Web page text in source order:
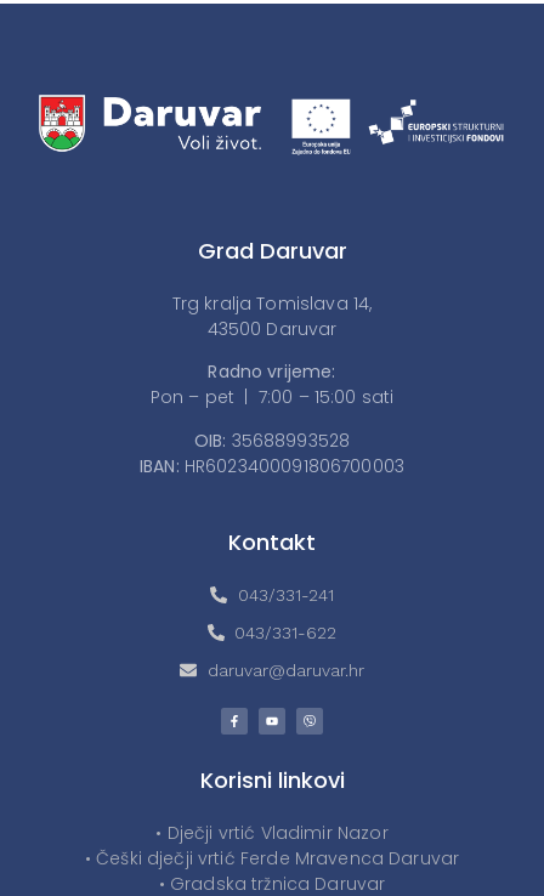
Grad Daruvar
Trg kralja Tomislava 14,
43500 Daruvar
Radno vrijeme:
Pon – pet | 7:00 – 15:00 sati
OIB: 35688993528
IBAN: HR6023400091806700003
Kontakt
043/331-241
043/331-622
daruvar@daruvar.hr
Korisni linkovi
• Dječji vrtić Vladimir Nazor
• Češki dječji vrtić Ferde Mravenca Daruvar
• Gradska tržnica Daruvar